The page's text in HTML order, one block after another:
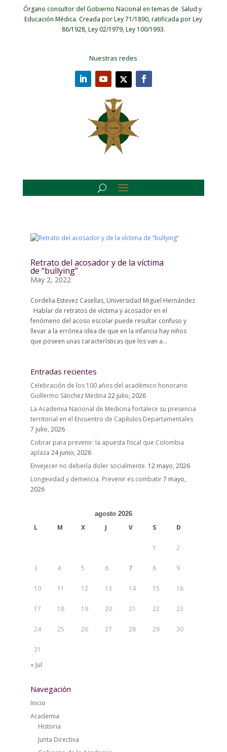
Órgano consultor del Gobierno Nacional en temas de Salud y
Educación Médica. Creada por Ley 71/1890, ratificada por Ley
86/1928, Ley 02/1979, Ley 100/1993.
Nuestras redes
Retrato del acosador y de la víctima
de “bullying”
May 2, 2022
Cordelia Estevez Casellas, Universidad Miguel Hernández
Hablar de retratos de víctima y acosador en el
fenómeno del acoso escolar puede resultar confuso y
llevar a la errónea idea de que en la infancia hay niños
que poseen unas características que los van a...
Entradas recientes
Celebración de los 100 años del académico honorario
Guillermo Sánchez Medina 22 julio, 2026
La Academia Nacional de Medicina fortalece su presencia
territorial en el Encuentro de Capítulos Departamentales
7 julio, 2026
Cobrar para prevenir: la apuesta fiscal que Colombia
aplaza 24 junio, 2026
Envejecer no debería doler socialmente. 12 mayo, 2026
Longevidad y demencia. Prevenir es combatir7 mayo,
2026
agosto 2026
L M X J V S D
1 2
3 4 5 6 7 8 9
10 11 12 13 14 15 16
17 18 19 20 21 22 23
24 25 26 27 28 29 30
31
« Jul
Navegación
Inicio
Academia
Historia
Junta Directiva